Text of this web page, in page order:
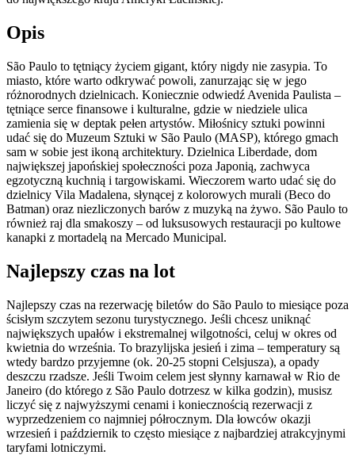
Opis
São Paulo to tętniący życiem gigant, który nigdy nie zasypia. To
miasto, które warto odkrywać powoli, zanurzając się w jego
różnorodnych dzielnicach. Koniecznie odwiedź Avenida Paulista –
tętniące serce finansowe i kulturalne, gdzie w niedziele ulica
zamienia się w deptak pełen artystów. Miłośnicy sztuki powinni
udać się do Muzeum Sztuki w São Paulo (MASP), którego gmach
sam w sobie jest ikoną architektury. Dzielnica Liberdade, dom
największej japońskiej społeczności poza Japonią, zachwyca
egzotyczną kuchnią i targowiskami. Wieczorem warto udać się do
dzielnicy Vila Madalena, słynącej z kolorowych murali (Beco do
Batman) oraz niezliczonych barów z muzyką na żywo. São Paulo to
również raj dla smakoszy – od luksusowych restauracji po kultowe
kanapki z mortadelą na Mercado Municipal.
Najlepszy czas na lot
Najlepszy czas na rezerwację biletów do São Paulo to miesiące poza
ścisłym szczytem sezonu turystycznego. Jeśli chcesz uniknąć
największych upałów i ekstremalnej wilgotności, celuj w okres od
kwietnia do września. To brazylijska jesień i zima – temperatury są
wtedy bardzo przyjemne (ok. 20-25 stopni Celsjusza), a opady
deszczu rzadsze. Jeśli Twoim celem jest słynny karnawał w Rio de
Janeiro (do którego z São Paulo dotrzesz w kilka godzin), musisz
liczyć się z najwyższymi cenami i koniecznością rezerwacji z
wyprzedzeniem co najmniej półrocznym. Dla łowców okazji
wrzesień i październik to często miesiące z najbardziej atrakcyjnymi
taryfami lotniczymi.